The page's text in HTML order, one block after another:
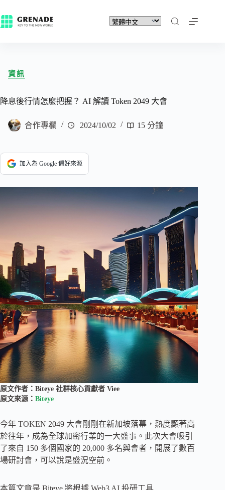
資訊
降息後行情怎麼把握？ AI 解讀 Token 2049 大會
合作專欄 2024/10/02 15 分鐘
加入為 Google 偏好來源
原文作者：Biteye 社群核心貢獻者 Viee
原文來源： Biteye
今年 TOKEN 2049 大會剛剛在新加坡落幕，熱度顯著高
於往年，成為全球加密行業的一大盛事。此次大會吸引
了來自 150 多個國家的 20,000 多名與會者，開展了數百
場研討會，可以說是盛況空前。
本篇文章是 Biteye 將根據 Web3 AI 投研工具